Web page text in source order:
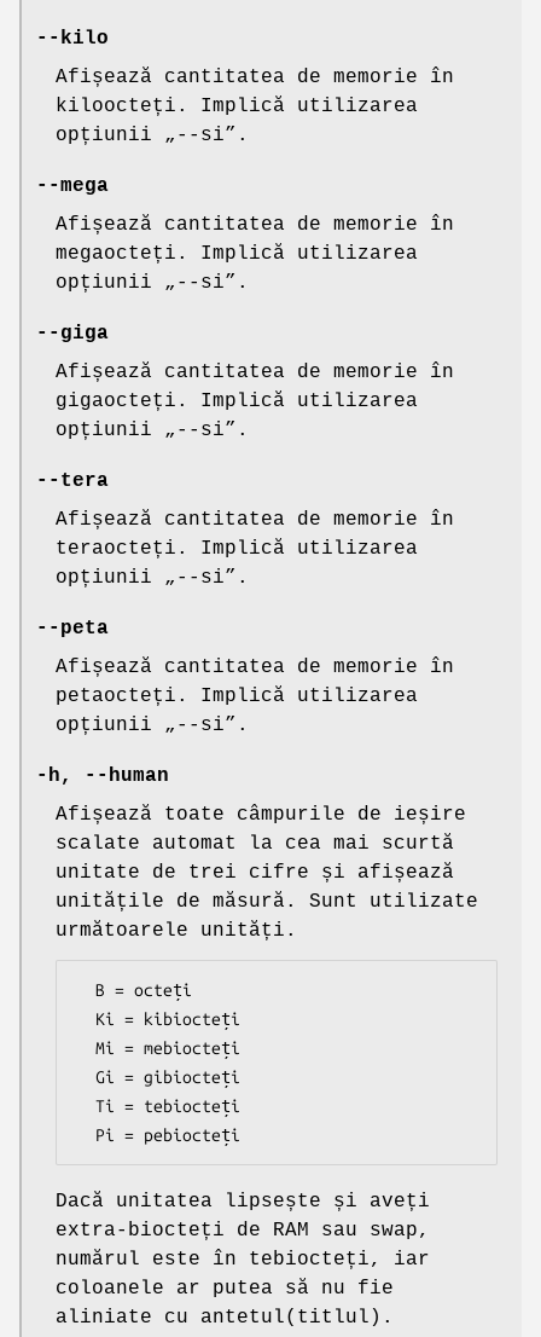
--kilo
Afișează cantitatea de memorie în
kiloocteți. Implică utilizarea
opțiunii „--si”.
--mega
Afișează cantitatea de memorie în
megaocteți. Implică utilizarea
opțiunii „--si”.
--giga
Afișează cantitatea de memorie în
gigaocteți. Implică utilizarea
opțiunii „--si”.
--tera
Afișează cantitatea de memorie în
teraocteți. Implică utilizarea
opțiunii „--si”.
--peta
Afișează cantitatea de memorie în
petaocteți. Implică utilizarea
opțiunii „--si”.
-h,
--human
Afișează toate câmpurile de ieșire
scalate automat la cea mai scurtă
unitate de trei cifre și afișează
unitățile de măsură. Sunt utilizate
următoarele unități.
  Pi = pebiocteți
Dacă unitatea lipsește și aveți
extra-biocteți de RAM sau swap,
numărul este în tebiocteți, iar
coloanele ar putea să nu fie
aliniate cu antetul(titlul).